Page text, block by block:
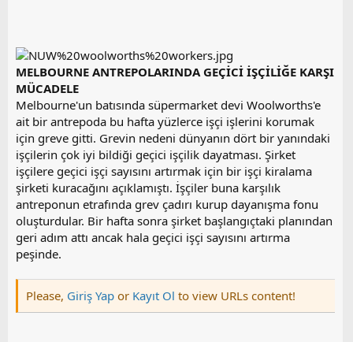
MELBOURNE ANTREPOLARINDA GEÇİCİ İŞÇİLİĞE KARŞI
MÜCADELE
Melbourne'un batısında süpermarket devi Woolworths'e
ait bir antrepoda bu hafta yüzlerce işçi işlerini korumak
için greve gitti. Grevin nedeni dünyanın dört bir yanındaki
işçilerin çok iyi bildiği geçici işçilik dayatması. Şirket
işçilere geçici işçi sayısını artırmak için bir işçi kiralama
şirketi kuracağını açıklamıştı. İşçiler buna karşılık
antreponun etrafında grev çadırı kurup dayanışma fonu
oluşturdular. Bir hafta sonra şirket başlangıçtaki planından
geri adım attı ancak hala geçici işçi sayısını artırma
peşinde.
Please, Giriş Yap or Kayıt Ol to view URLs content!